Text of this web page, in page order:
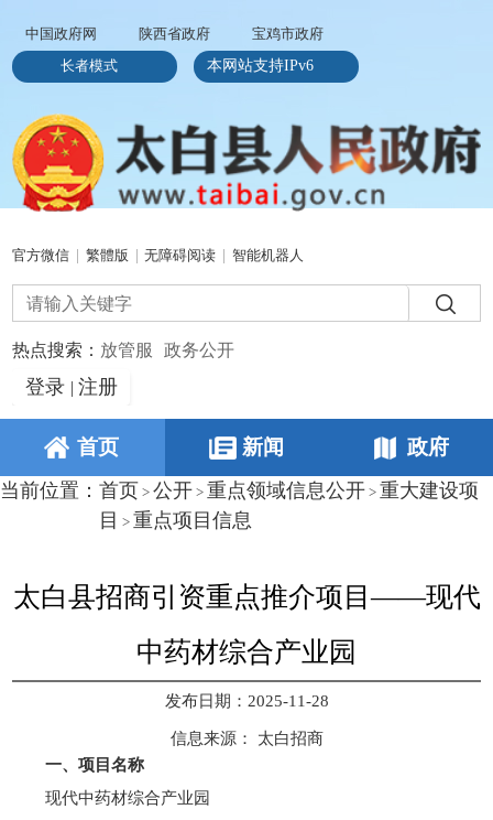
中国政府网 陕西省政府
宝鸡市政府
长者模式
本网站支持IPv6
官方微信 繁體版 无障碍阅读 智能机器人
热点搜索： 放管服 政务公开
登录 注册
首页 新闻 政府
当前位置： 首页 > 公开 > 重点领域信息公开 > 重大建设项
目 > 重点项目信息
太白县招商引资重点推介项目——现代
中药材综合产业园
发布日期：2025-11-28
信息来源： 太白招商
一、项目名称
现代中药材综合产业园